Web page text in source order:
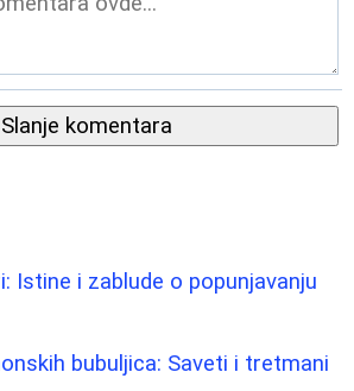
Slanje komentara
Istine i zablude o popunjavanju
bubuljica: Saveti i tretmani